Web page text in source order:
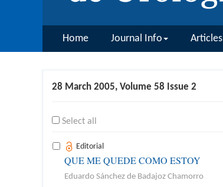
Home Journal Info Articles
28 March 2005, Volume 58 Issue 2
Select all
Editorial
QUE ME QUEDE COMO ESTOY
Eduardo Sánchez de Badajoz Chamorro